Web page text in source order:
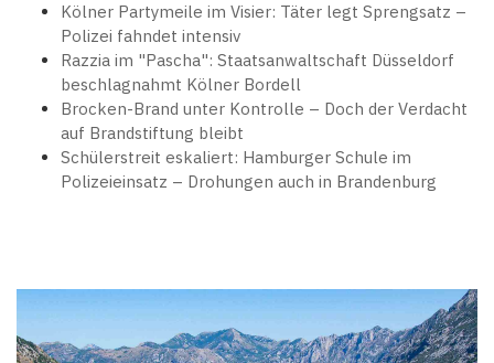
Kölner Partymeile im Visier: Täter legt Sprengsatz –
Polizei fahndet intensiv
Razzia im "Pascha": Staatsanwaltschaft Düsseldorf
beschlagnahmt Kölner Bordell
Brocken-Brand unter Kontrolle – Doch der Verdacht
auf Brandstiftung bleibt
Schülerstreit eskaliert: Hamburger Schule im
Polizeieinsatz – Drohungen auch in Brandenburg